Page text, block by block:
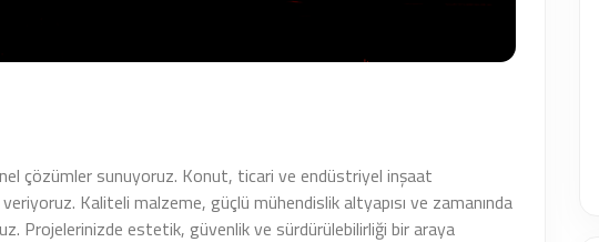
çözümler sunuyoruz. Konut, ticari ve endüstriyel inşaat
Kaliteli malzeme, güçlü mühendislik altyapısı ve zamanında
Projelerinizde estetik, güvenlik ve sürdürülebilirliği bir araya